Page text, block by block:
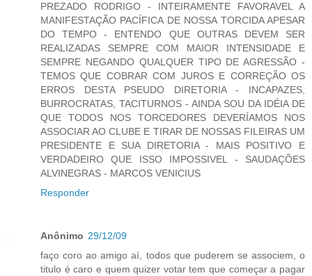
PREZADO RODRIGO - INTEIRAMENTE FAVORAVEL A
MANIFESTAÇÃO PACÍFICA DE NOSSA TORCIDA APESAR
DO TEMPO - ENTENDO QUE OUTRAS DEVEM SER
REALIZADAS SEMPRE COM MAIOR INTENSIDADE E
SEMPRE NEGANDO QUALQUER TIPO DE AGRESSÃO -
TEMOS QUE COBRAR COM JUROS E CORREÇÃO OS
ERROS DESTA PSEUDO DIRETORIA - INCAPAZES,
BURROCRATAS, TACITURNOS - AINDA SOU DA IDÉIA DE
QUE TODOS NOS TORCEDORES DEVERÍAMOS NOS
ASSOCIAR AO CLUBE E TIRAR DE NOSSAS FILEIRAS UM
PRESIDENTE E SUA DIRETORIA - MAIS POSITIVO E
VERDADEIRO QUE ISSO IMPOSSIVEL - SAUDAÇÕES
ALVINEGRAS - MARCOS VENICIUS
Responder
Anônimo 29/12/09
faço coro ao amigo aí, todos que puderem se associem, o
titulo é caro e quem quizer votar tem que começar a pagar